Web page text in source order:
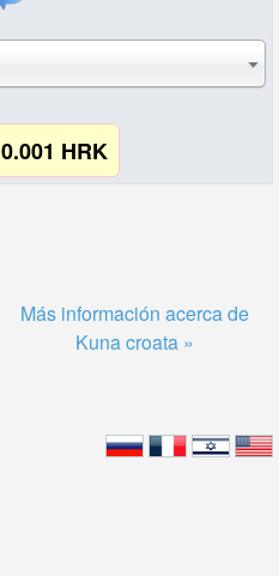
HRK
Más información acerca de
Kuna croata »